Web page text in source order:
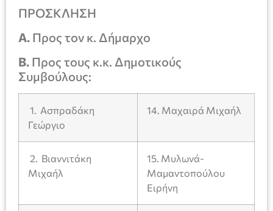
ΠΡΟΣΚΛΗΣΗ
Α. Προς τον κ. Δήμαρχο
Β. Προς τους κ.κ. Δημοτικούς
Συμβούλους:
1. Ασπραδάκη
Γεώργιο
14. Μαχαιρά Μιχαήλ
2. Βιαννιτάκη
Μιχαήλ
15. Μυλωνά-
Μαμαντοπούλου
Ειρήνη